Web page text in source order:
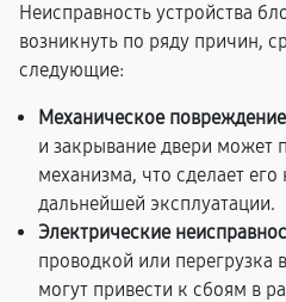
Неисправность устройства
возникнуть по ряду причин,
следующие:
Механическое
и закрывание двери может
механизма, что сделает
дальнейшей эксплуатации.
Электрические
проводкой или перегрузка
могут привести к сбоям в